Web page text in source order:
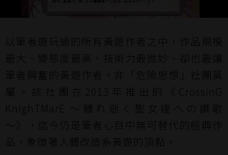
以筆者遊玩過的所有黃遊作者之中，作品規模
最大、變態度最高、技術力最微妙、卻也最讓
筆者興奮的黃遊作者，非「危險思想」社團莫
屬。該社團在2013年推出的《CrossinG
KnighTMarE ～穢れ逝く聖女達への讃歌
～》，迄今仍是筆者心目中無可替代的經典作
品，象徵著人體改造系黃遊的頂點。